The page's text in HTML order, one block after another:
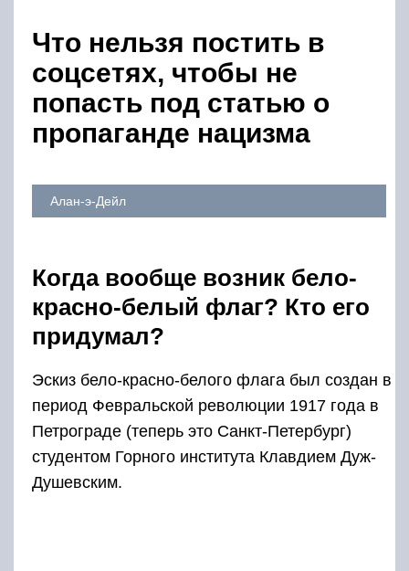
Что нельзя постить в
соцсетях, чтобы не
попасть под статью о
пропаганде нацизма
Алан-э-Дейл
Когда вообще возник бело-
красно-белый флаг? Кто его
придумал?
Эскиз бело-красно-белого флага был создан в
период Февральской революции 1917 года в
Петрограде (теперь это Санкт-Петербург)
студентом Горного института Клавдием Дуж-
Душевским.